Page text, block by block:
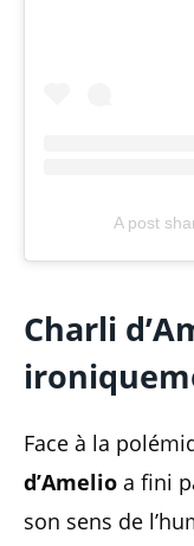
A post
Charli
Face à la
d’Amelio a fini
son sens de